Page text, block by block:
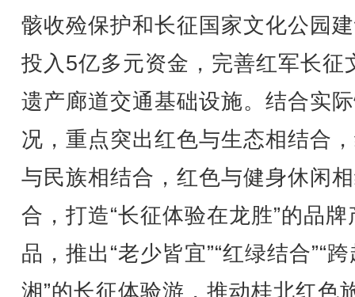
骸收殓保护和长征国家文化公园
投入5亿多元资金，完善红军长征
遗产廊道交通基础设施。结合实
况，重点突出红色与生态相结合
与民族相结合，红色与健身休闲
合，打造“长征体验在龙胜”的品牌
品，推出“老少皆宜”“红绿结合”“
湘”的长征体验游，推动桂北红色